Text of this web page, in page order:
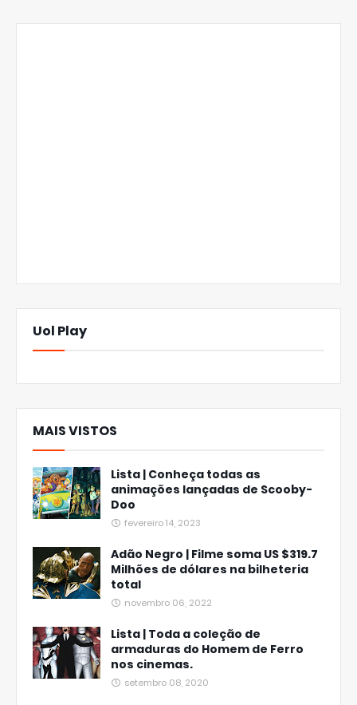
Uol Play
MAIS VISTOS
Lista | Conheça todas as
animações lançadas de Scooby-
Doo
fevereiro 14, 2023
Adão Negro | Filme soma US $319.7
Milhões de dólares na bilheteria
total
novembro 06, 2022
Lista | Toda a coleção de
armaduras do Homem de Ferro
nos cinemas.
setembro 08, 2020